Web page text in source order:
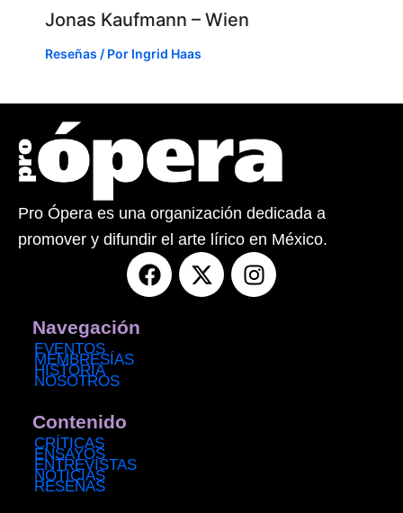
Jonas Kaufmann – Wien
Reseñas / Por Ingrid Haas
Pro Ópera es una organización dedicada a
promover y difundir el arte lírico en México.
F
a
X
-
I
n
Navegación
EVENTOS
MEMBRESÍAS
HISTORIA
NOSOTROS
Contenido
CRÍTICAS
ENSAYOS
ENTREVISTAS
NOTICIAS
RESEÑAS